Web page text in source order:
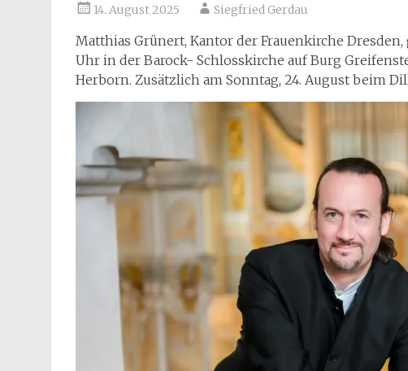
14. August 2025 Siegfried Gerdau
Matthias Grünert, Kantor der Frauenkirche Dresden,
Uhr in der Barock- Schlosskirche auf Burg
Herborn. Zusätzlich am Sonntag, 24. August beim